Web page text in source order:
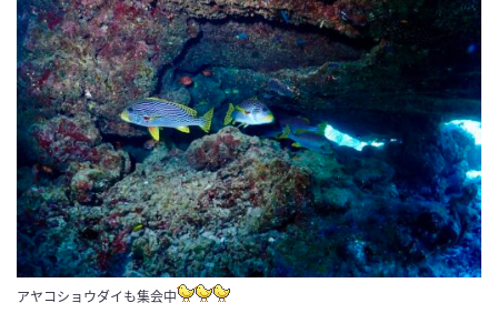
アヤコショウダイも集会中